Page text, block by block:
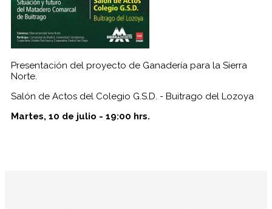
Presentación del proyecto de Ganadería para la Sierra
Norte.
Salón de Actos del Colegio G.S.D. - Buitrago del Lozoya
Martes, 10 de julio - 19:00 hrs.